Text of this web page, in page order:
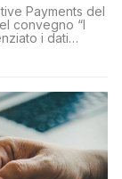
Payments del
convegno “I
i dati
alle